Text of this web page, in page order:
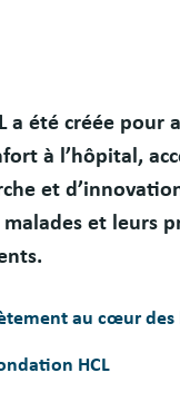
a été créée pour
à l’hôpital,
et
et leurs
au cœur des
HCL